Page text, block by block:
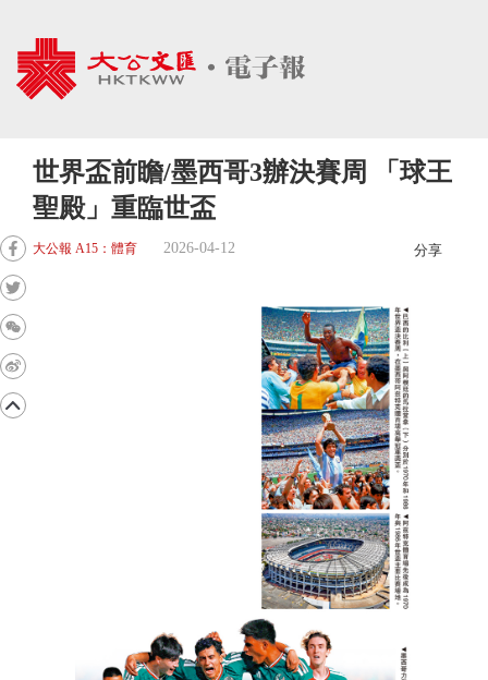
世界盃前瞻/墨西哥3辦決賽周 「球王
聖殿」重臨世盃
大公報 A15：體育 2026-04-12 分享